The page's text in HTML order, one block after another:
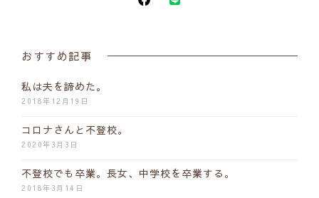
おすすめ記事
私は夫を諦めた。
2018年12月19日
コロナさんと不登校。
2020年3月3日
不登校でも卒業。長女、中学校を卒業する。
2018年3月14日